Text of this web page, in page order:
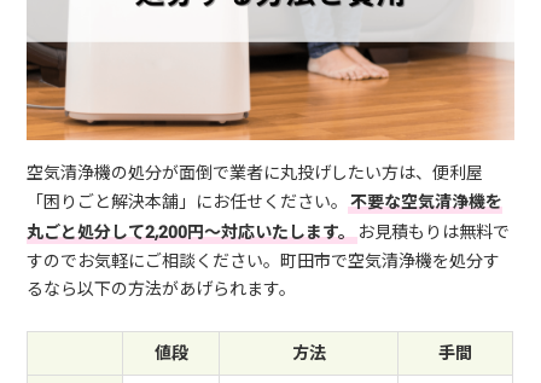
空気清浄機の処分が面倒で業者に丸投げしたい方は、便利屋
「困りごと解決本舗」にお任せください。不要な空気清浄機を
丸ごと処分して2,200円～対応いたします。お見積もりは無料で
すのでお気軽にご相談ください。町田市で空気清浄機を処分す
るなら以下の方法があげられます。
値段 方法 手間